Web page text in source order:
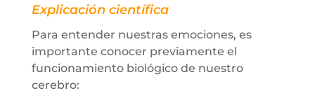
Explicación científica
Para entender nuestras emociones, es
importante conocer previamente el
funcionamiento biológico de nuestro
cerebro: